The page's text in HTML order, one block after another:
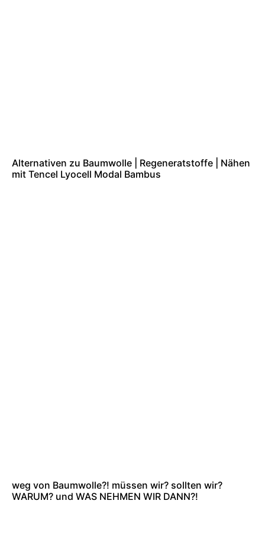
Alternativen zu Baumwolle | Regeneratstoffe | Nähen
mit Tencel Lyocell Modal Bambus
weg von Baumwolle?! müssen wir? sollten wir?
WARUM? und WAS NEHMEN WIR DANN?!